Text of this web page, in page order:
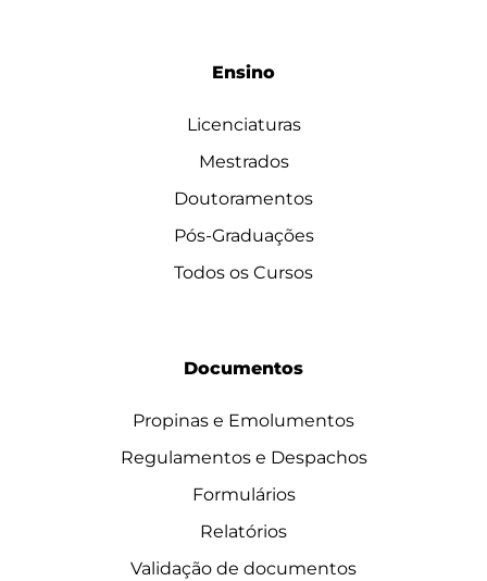
Ensino
Licenciaturas
Mestrados
Doutoramentos
Pós-Graduações
Todos os Cursos
Documentos
Propinas e Emolumentos
Regulamentos e Despachos
Formulários
Relatórios
Validação de documentos